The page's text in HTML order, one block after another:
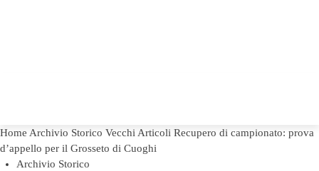
Home Archivio Storico Vecchi Articoli Recupero di campionato: prova
d’appello per il Grosseto di Cuoghi
Archivio Storico